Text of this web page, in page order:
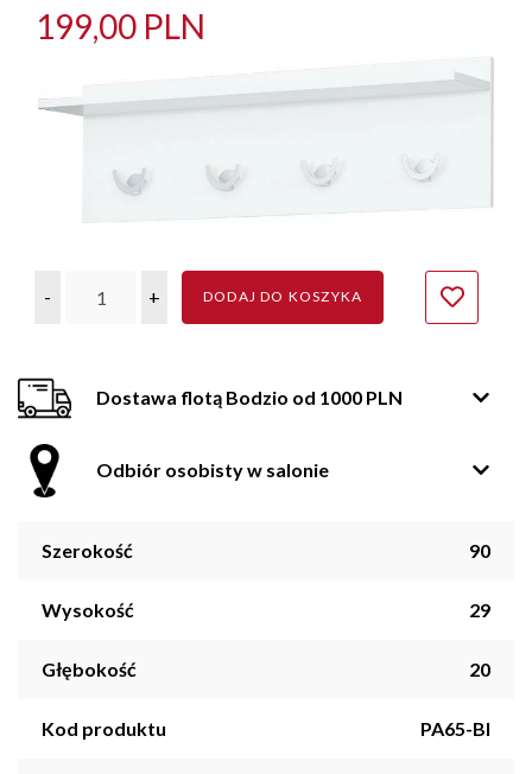
199,00 PLN
- + DODAJ DO KOSZYKA
Dostawa flotą Bodzio od 1000 PLN
Odbiór osobisty w salonie
Szerokość 90
Wysokość 29
Głębokość 20
Kod produktu PA65-BI